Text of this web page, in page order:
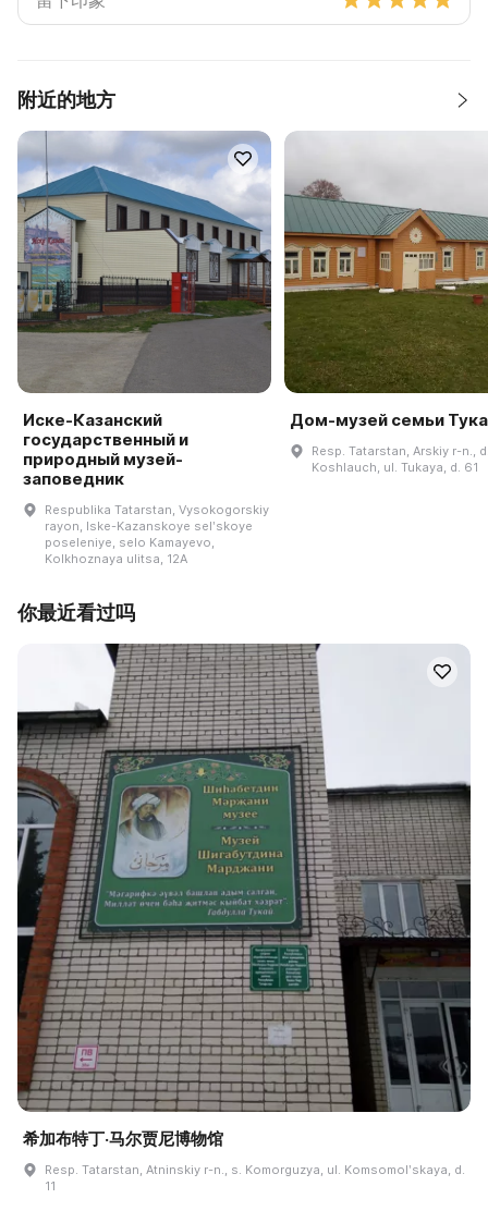
附近的地方
Иске-Казанский
государственный и
природный музей-
заповедник
Respublika Tatarstan, Vysokogorskiy
rayon, Iske-Kazanskoye selʹskoye
poseleniye, selo Kamayevo,
Kolkhoznaya ulitsa, 12A
Дом-музей семьи
Resp. Tatarstan, Arskiy r-n.,
Koshlauch, ul. Tukaya, d. 61
你最近看过吗
希加布特丁·马尔贾尼博物馆
Resp. Tatarstan, Atninskiy r-n., s. Komorguzya, ul. Komsomolʹskaya, d.
11